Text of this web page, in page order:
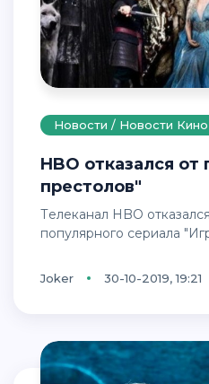
Новости / Новости Кино
HBO отказался от приквела "Игры
престолов"
Телеканал HBO отказался от создания приквела
популярного сериала
Joker 30-10-2019, 19:21